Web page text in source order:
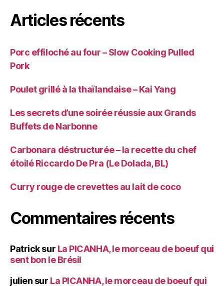
Articles récents
Porc effiloché au four – Slow Cooking Pulled
Pork
Poulet grillé à la thaïlandaise – Kai Yang
Les secrets d’une soirée réussie aux Grands
Buffets de Narbonne
Carbonara déstructurée – la recette du chef
étoilé Riccardo De Pra (Le Dolada, BL)
Curry rouge de crevettes au lait de coco
Commentaires récents
Patricksur La PICANHA, le morceau de boeuf qui
sent bon le Brésil
julien sur La PICANHA, le morceau de boeuf qui